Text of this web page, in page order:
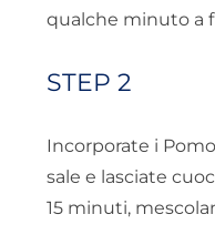
qualche minuto a
STEP 2
Incorporate i
sale e lasciate
15 minuti,